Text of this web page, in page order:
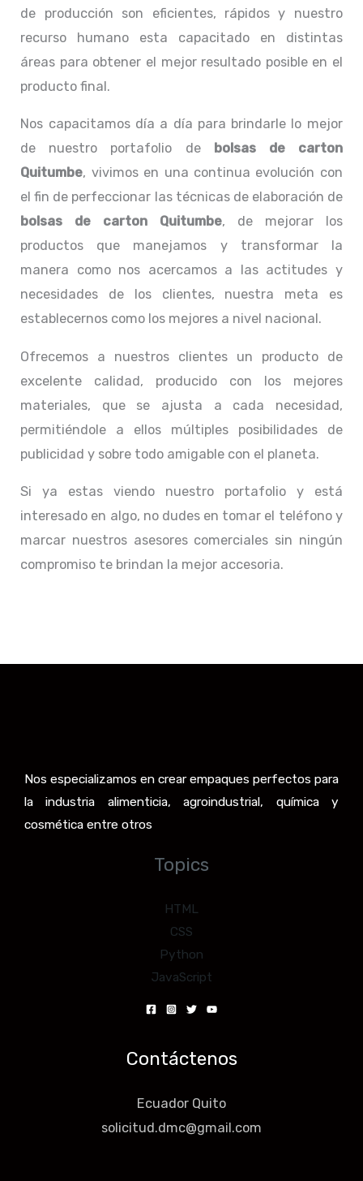
de producción son eficientes, rápidos y nuestro
recurso humano esta capacitado en distintas
áreas para obtener el mejor resultado posible en el
producto final.
Nos capacitamos día a día para brindarle lo mejor
de nuestro portafolio de
bolsas de carton
Quitumbe, vivimos en una continua evolución con
el fin de perfeccionar las técnicas de elaboración de
bolsas de carton Quitumbe, de mejorar los
productos que manejamos y transformar la
manera como nos acercamos a las actitudes y
necesidades de los clientes, nuestra meta es
establecernos como los mejores a nivel nacional.
Ofrecemos a nuestros clientes un producto de
excelente calidad, producido con los mejores
materiales, que se ajusta a cada necesidad,
permitiéndole a ellos múltiples posibilidades de
publicidad y sobre todo amigable con el planeta.
Si ya estas viendo nuestro portafolio y está
interesado en algo, no dudes en tomar el teléfono y
marcar nuestros asesores comerciales sin ningún
compromiso te brindan la mejor accesoria.
Nos especializamos en crear empaques perfectos para
la industria alimenticia, agroindustrial, química y
cosmética entre otros
Topics
HTML
CSS
Python
JavaScript
Contáctenos
Ecuador Quito
solicitud.dmc@gmail.com